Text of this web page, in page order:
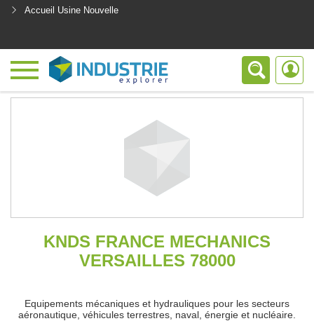
Accueil Usine Nouvelle
KNDS FRANCE MECHANICS
VERSAILLES 78000
Equipements mécaniques et hydrauliques pour les secteurs
aéronautique, véhicules terrestres, naval, énergie et nucléaire.